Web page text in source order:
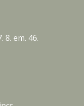
8. em. 46.